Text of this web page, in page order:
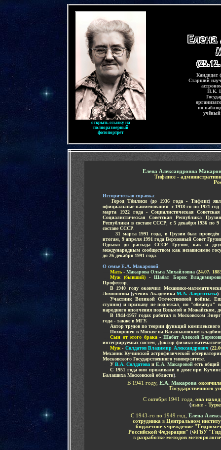
открыть ссылку на
полноразмерный
фотопортрет
Кандидат
Старший
П.К.
по
Елена Александровна
Тифлисе -
Историческая справка:
Город Тбилиси (до 1936 года - Тифлис)
официальные наименования: с 1918-го по 1921
марта 1922 года - Социалистическая
Социалистическая Советская Республика
Республики в составе СССР; с 5 декабря 1936 по
составе СССР
31 марта 1991 года
в Грузии был проведён
итогам ,9 апреля 1991 года Верховный Совет
Однако до распада СССР Грузия, как и
международным сообществом как независимое
до 26 декабря 1991 года
О семье Е.А. Макаровой:
Мать - Макарова Ольга Михайловна (24.07.
Муж (бывший) -Шабат Борис
Профессор
В 1940 году окончил Механико-
Ломоносова (ученик Академика М.А. Лаврентьева)
Участник Великой Отечественной войны.
ступню) и призыву не подлежал
но "обманул"
народного ополчения под Вязьмой и Можайском
В 1944-1957 годах работал в Московском
года - также в МГУ.
Автор трудов по теории функций
Похоронен в Москве на Ваганьковском
Сын от этого брака- Шабат Алексей
интегрируемых систем
Доктор физико-
Муж - Солдатов Владимир Александрович (
Механик Кучинской астрофизической
Московского Государственного университета
У В.А. Солдатова и Е.А. Макаровой есть
С 1951 года они проживали в доме при
Балашиха Московской области)
В 1941 году, Е.А. Макарова
Государственного
С октября 1941 года, она
(ныне -
С 1943-го по 1949 год,
Елена
сотрудника в Центральном
бюджетное учреждение
Российской Федерации" (ФГБУ
в разработке методов